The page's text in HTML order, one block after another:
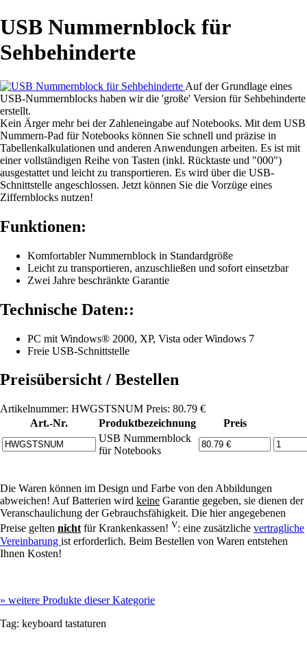
USB Nummernblock für
Sehbehinderte
Auf der Grundlage eines
USB-Nummernblocks haben wir die 'große' Version für Sehbehinderte
erstellt.
Kein Ärger mehr bei der Zahleneingabe auf Notebooks. Mit dem USB
Nummern-Pad für Notebooks können Sie schnell und präzise in
Tabellenkalkulationen und anderen Anwendungen arbeiten. Es ist mit
einer vollständigen Reihe von Tasten (inkl. Rücktaste und "000")
ausgestattet und leicht zu transportieren. Es wird über die USB-
Schnittstelle angeschlossen. Jetzt können Sie die Vorzüge eines
Ziffernblocks nutzen!
Funktionen:
Komfortabler Nummernblock in Standardgröße
Leicht zu transportieren, anzuschließen und sofort einsetzbar
Zwei Jahre beschränkte Garantie
Technische Daten::
PC mit Windows® 2000, XP, Vista oder Windows 7
Freie USB-Schnittstelle
Preisübersicht / Bestellen
Artikelnummer: HWGSTSNUM Preis: 80.79 €
Art.-Nr.
Produktbezeichnung
Preis
USB Nummernblock
für Notebooks
Die Waren können im Design und Farbe von den Abbildungen
abweichen! Auf Batterien wird keine Garantie gegeben, sie dienen der
Veranschaulichung der Gebrauchsfähigkeit. Die hier angegebenen
Preise gelten nichtfür Krankenkassen! V: eine zusätzliche vertragliche
Vereinbarung ist erforderlich. Beim Bestellen von Waren entstehen
Ihnen Kosten!
» weitere Produkte dieser Kategorie
Tag: keyboard tastaturen